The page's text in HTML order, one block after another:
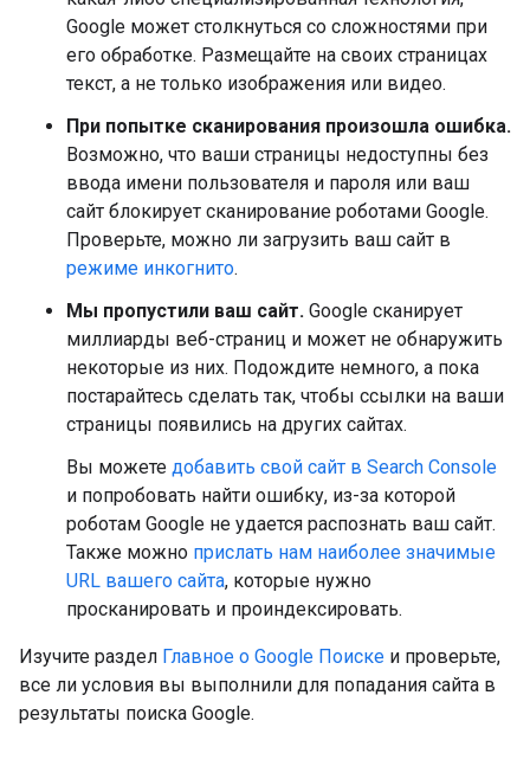
Google может столкнуться со сложностями при
его обработке. Размещайте на своих страницах
текст, а не только изображения или видео.
При попытке сканирования произошла ошибка.
Возможно, что ваши страницы недоступны без
ввода имени пользователя и пароля или ваш
сайт блокирует сканирование роботами Google.
Проверьте, можно ли загрузить ваш сайт в
режиме инкогнито.
Мы пропустили ваш сайт. Google сканирует
миллиарды веб-страниц и может не обнаружить
некоторые из них. Подождите немного, а пока
постарайтесь сделать так, чтобы ссылки на ваши
страницы появились на других сайтах.
Вы можете добавить свой сайт в Search Console
и попробовать найти ошибку, из-за которой
роботам Google не удается распознать ваш сайт.
Также можно прислать нам наиболее значимые
URL вашего сайта, которые нужно
просканировать и проиндексировать.
Изучите раздел Главное о Google Поиске и проверьте,
все ли условия вы выполнили для попадания сайта в
результаты поиска Google.